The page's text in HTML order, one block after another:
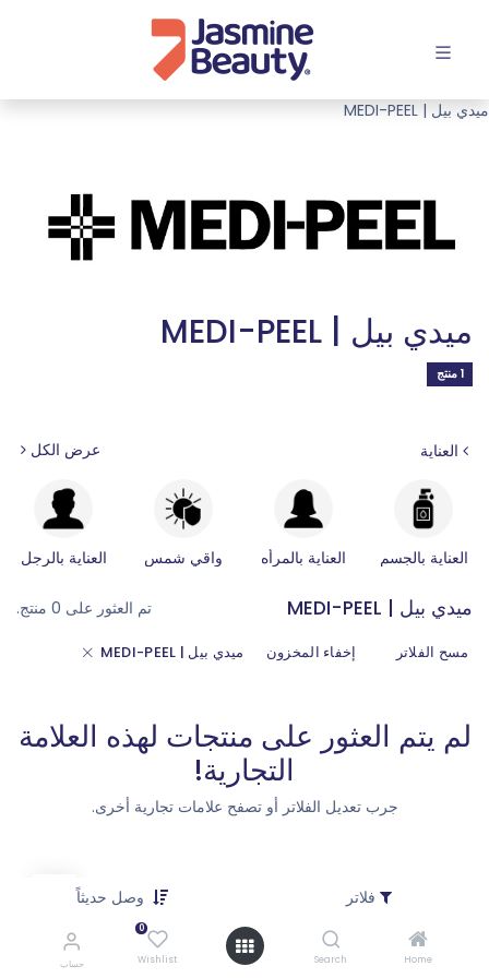
فلاتر وصل حديثاً
Home
Search
0
Wishlist حساب
ميدي بيل | MEDI-PEEL
ميدي بيل | MEDI-PEEL
1 منتج
العناية عرض الكل
العناية بالجسم العناية بالمرأه واقي شمس العناية بالرجل
ميدي بيل | MEDI-PEEL تم العثور على 0 منتج.
مسح الفلاتر إخفاء المخزون ميدي بيل | MEDI-PEEL
لم يتم العثور على منتجات لهذه العلامة
التجارية!
جرب تعديل الفلاتر أو تصفح علامات تجارية أخرى.
كيف يمكننا مساعدتك؟